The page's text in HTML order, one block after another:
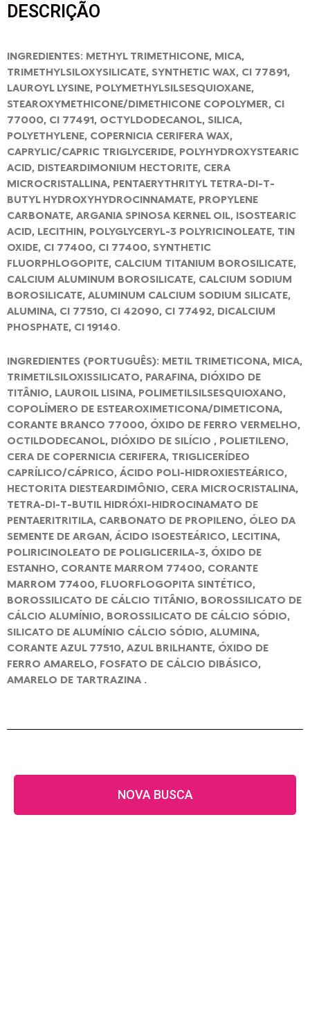
DESCRIÇÃO
INGREDIENTES: METHYL TRIMETHICONE, MICA,
TRIMETHYLSILOXYSILICATE, SYNTHETIC WAX, CI 77891,
LAUROYL LYSINE, POLYMETHYLSILSESQUIOXANE,
STEAROXYMETHICONE/DIMETHICONE COPOLYMER, CI
77000, CI 77491, OCTYLDODECANOL, SILICA,
POLYETHYLENE, COPERNICIA CERIFERA WAX,
CAPRYLIC/CAPRIC TRIGLYCERIDE, POLYHYDROXYSTEARIC
ACID, DISTEARDIMONIUM HECTORITE, CERA
MICROCRISTALLINA, PENTAERYTHRITYL TETRA-DI-T-
BUTYL HYDROXYHYDROCINNAMATE, PROPYLENE
CARBONATE, ARGANIA SPINOSA KERNEL OIL, ISOSTEARIC
ACID, LECITHIN, POLYGLYCERYL-3 POLYRICINOLEATE, TIN
OXIDE, CI 77400, CI 77400, SYNTHETIC
FLUORPHLOGOPITE, CALCIUM TITANIUM BOROSILICATE,
CALCIUM ALUMINUM BOROSILICATE, CALCIUM SODIUM
BOROSILICATE, ALUMINUM CALCIUM SODIUM SILICATE,
ALUMINA, CI 77510, CI 42090, CI 77492, DICALCIUM
PHOSPHATE, CI 19140.
INGREDIENTES (PORTUGUÊS): METIL TRIMETICONA, MICA,
TRIMETILSILOXISSILICATO, PARAFINA, DIÓXIDO DE
TITÂNIO, LAUROIL LISINA, POLIMETILSILSESQUIOXANO,
COPOLÍMERO DE ESTEAROXIMETICONA/DIMETICONA,
CORANTE BRANCO 77000, ÓXIDO DE FERRO VERMELHO,
OCTILDODECANOL, DIÓXIDO DE SILÍCIO , POLIETILENO,
CERA DE COPERNICIA CERIFERA, TRIGLICERÍDEO
CAPRÍLICO/CÁPRICO, ÁCIDO POLI-HIDROXIESTEÁRICO,
HECTORITA DIESTEARDIMÔNIO, CERA MICROCRISTALINA,
TETRA-DI-T-BUTIL HIDRÓXI-HIDROCINAMATO DE
PENTAERITRITILA, CARBONATO DE PROPILENO, ÓLEO DA
SEMENTE DE ARGAN, ÁCIDO ISOESTEÁRICO, LECITINA,
POLIRICINOLEATO DE POLIGLICERILA-3, ÓXIDO DE
ESTANHO, CORANTE MARROM 77400, CORANTE
MARROM 77400, FLUORFLOGOPITA SINTÉTICO,
BOROSSILICATO DE CÁLCIO TITÂNIO, BOROSSILICATO DE
CÁLCIO ALUMÍNIO, BOROSSILICATO DE CÁLCIO SÓDIO,
SILICATO DE ALUMÍNIO CÁLCIO SÓDIO, ALUMINA,
CORANTE AZUL 77510, AZUL BRILHANTE, ÓXIDO DE
FERRO AMARELO, FOSFATO DE CÁLCIO DIBÁSICO,
AMARELO DE TARTRAZINA .
NOVA BUSCA